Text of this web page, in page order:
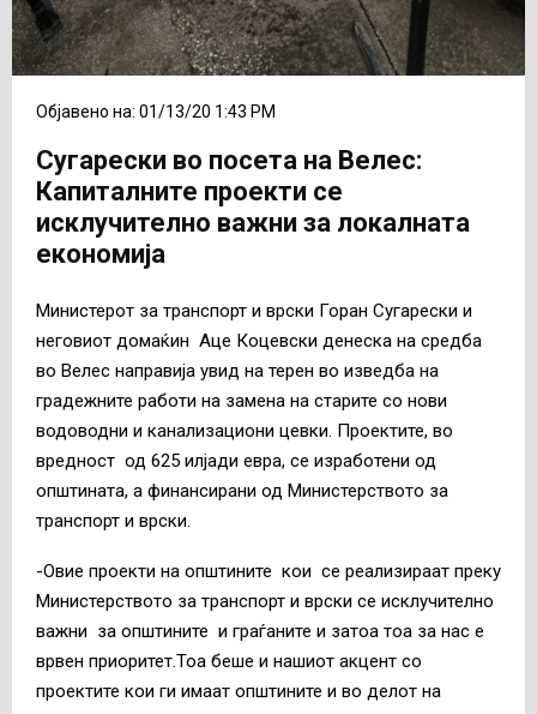
Објавено на: 01/13/20 1:43 PM
Сугарески во посета на Велес:
Капиталните проекти се
исклучително важни за локалната
економија
Министерот за транспорт и врски Горан Сугарески и
неговиот домаќин Аце Коцевски денеска на средба
во Велес направија увид на терен во изведба на
градежните работи на замена на старите со нови
водоводни и канализациони цевки. Проектите, во
вредност од 625 илјади евра, се изработени од
општината, а финансирани од Министерството за
транспорт и врски.
-Овие проекти на општините кои се реализираат преку
Министерството за транспорт и врски се исклучително
важни за општините и граѓаните и затоа тоа за нас е
врвен приоритет.Тоа беше и нашиот акцент со
проектите кои ги имаат општините и во делот на